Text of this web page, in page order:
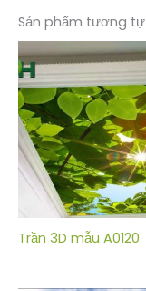
Sản phẩm tương tự
Trần 3D mẫu A0120